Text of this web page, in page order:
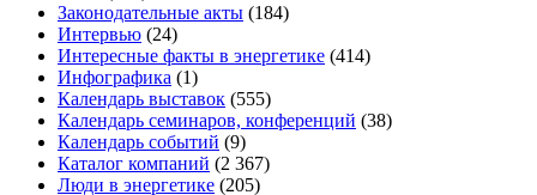
Законодательные акты (184)
Интервью (24)
Интересные факты в энергетике (414)
Инфографика (1)
Календарь выставок (555)
Календарь семинаров, конференций (38)
Календарь событий (9)
Каталог компаний (2 367)
Люди в энергетике (205)